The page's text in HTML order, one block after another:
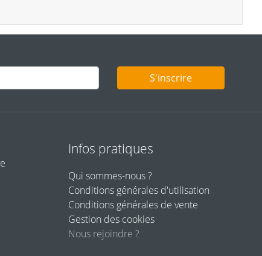
S'inscrire
Infos pratiques
Qui sommes-nous ?
Conditions générales d'utilisation
Conditions générales de vente
Gestion des cookies
Nous rejoindre ?